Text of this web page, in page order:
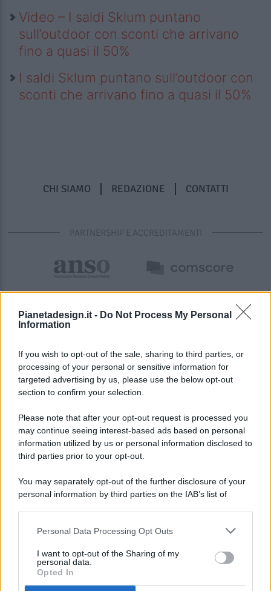
Pianetadesign.it - Do Not Process My Personal
Information
If you wish to opt-out of the sale, sharing to third parties, or
processing of your personal or sensitive information for
targeted advertising by us, please use the below opt-out
section to confirm your selection.
Please note that after your opt-out request is processed you
may continue seeing interest-based ads based on personal
information utilized by us or personal information disclosed to
third parties prior to your opt-out.
You may separately opt-out of the further disclosure of your
personal information by third parties on the IAB’s list of
This information may also be disclosed by us to third parties
disclose it to other third parties.
Personal Data Processing Opt Outs
I want to opt-out of the Sharing of my
personal data.
Opted In
Video – I saldi Sklum puntano
sull’outdoor con sconti che arrivano
fino a quasi il 50%
I saldi Sklum puntano sull’outdoor con
sconti che arrivano fino a quasi il 50%
CHI SIAMO REDAZIONE CONTATTI
PARTNERSHIP E ACCREDITAMENTI
© 2026 - Pianeta Design - P.IVA 04827280654 - Testata
Registrata Al Tribunale Di Nocera Inferiore N. 8/2020 - RG N.
ISCRIZIONE AL ROC N. 35792 – ISCRITTA ALL’ANSO
(ASSOCIAZIONE NAZIONALE STAMPA ONLINE)
PREFERENZE PRIVACY